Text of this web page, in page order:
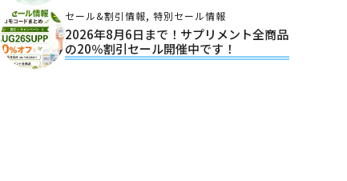
セール&割引情報, 特別セール情報
2026年8月6日まで！サプリメント全商品
の20％割引セール開催中です！